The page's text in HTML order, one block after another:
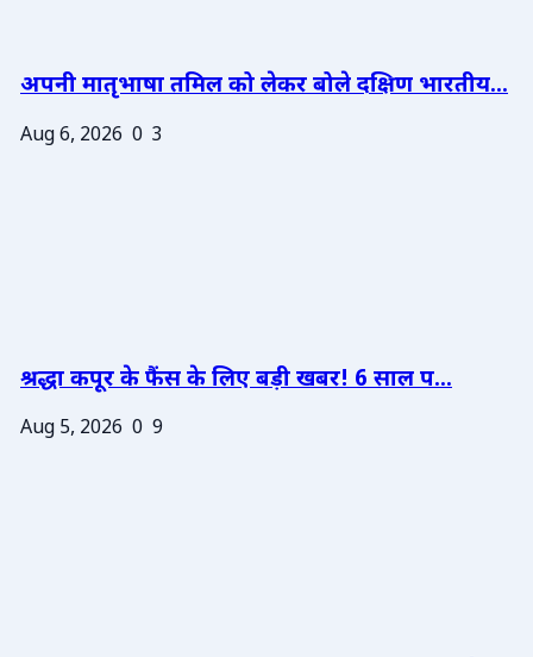
अपनी मातृभाषा तमिल को लेकर बोले दक्षिण भारतीय...
Aug 6, 2026 0 3
श्रद्धा कपूर के फैंस के लिए बड़ी खबर! 6 साल प...
Aug 5, 2026 0 9